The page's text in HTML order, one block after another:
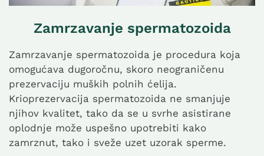
Zamrzavanje spermatozoida
Zamrzavanje spermatozoida je procedura koja
omogućava dugoročnu, skoro neograničenu
prezervaciju muških polnih ćelija.
Krioprezervacija spermatozoida ne smanjuje
njihov kvalitet, tako da se u svrhe asistirane
oplodnje može uspešno upotrebiti kako
zamrznut, tako i sveže uzet uzorak sperme.